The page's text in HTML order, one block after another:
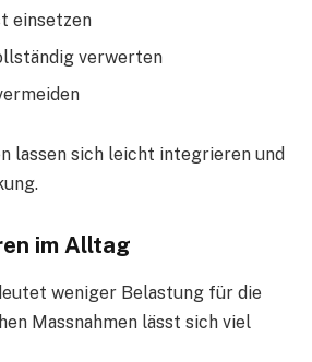
einsetzen
verwerten
lassen sich leicht integrieren und
im Alltag
weniger Belastung für die
Massnahmen lässt sich viel